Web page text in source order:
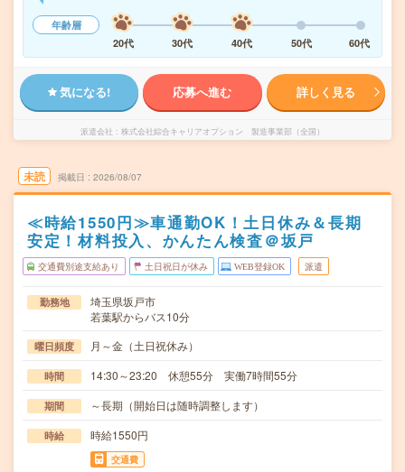
年齢層
20代
30代 40代 50代 60代
気になる! 応募へ進む 詳しく見る
派遣会社 株式会社綜合キャリアオプション 製造事業部（全国）
未読 掲載日 2026/08/07
≪時給1550円≫車通勤OK！土日休み＆長期
安定！材料投入、かんたん検査＠坂戸
交通費別途支給あり 土日祝日が休み WEB登録OK 派遣
勤務地
埼玉県坂戸市
若葉駅からバス10分
曜日頻度 月～金（土日祝休み）
時間 14:30～23:20 休憩55分 実働7時間55分
期間 ～長期（開始日は随時調整します）
時給 時給1550円
交通費